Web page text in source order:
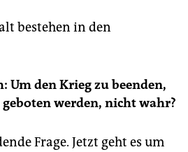
bestehen in den
Um den Krieg zu beenden,
werden, nicht wahr?
Frage. Jetzt geht es um